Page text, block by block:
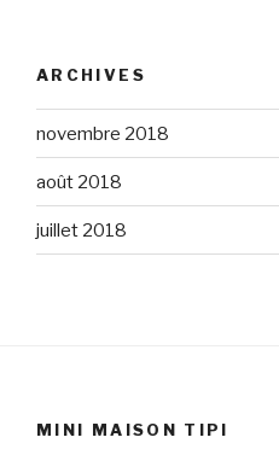
ARCHIVES
novembre 2018
août 2018
juillet 2018
MINI MAISON TIPI